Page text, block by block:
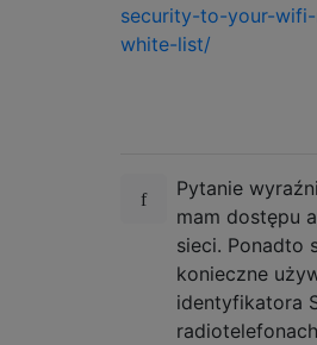
security-to-your-
white-list/
Pytanie
mam dostępu
sieci. Ponadto
konieczne
identyfikatora